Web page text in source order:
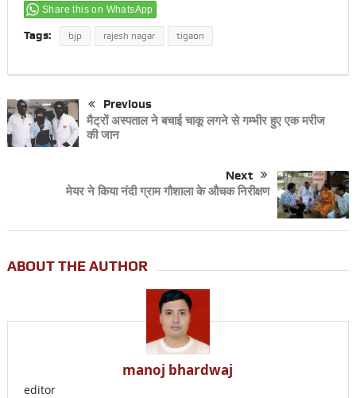
Share this on WhatsApp
Tags: bjp rajesh nagar tigaon
Previous
मैट्रों अस्पताल ने बचाई चाकू लगने से गम्भीर हुए एक मरीज
की जान
Next
मेयर ने किया नंदी ग्राम गौशाला के औचक निरीक्षण
ABOUT THE AUTHOR
manoj bhardwaj
editor